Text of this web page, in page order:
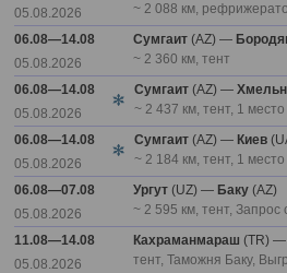
05.08.2026
~ 2 088 км,
06.08—14.08
Сумгаит (AZ) —
05.08.2026
~ 2 360 км, тент
06.08—14.08
Сумгаит (AZ) —
05.08.2026
~ 2 437 км, тент, 1
06.08—14.08
Сумгаит (AZ) — Киев
05.08.2026
~ 2 184 км, тент, 1
06.08—07.08
Ургут (UZ) — Баку (AZ)
05.08.2026
11.08—14.08
Кахраманмараш (TR) —
05.08.2026